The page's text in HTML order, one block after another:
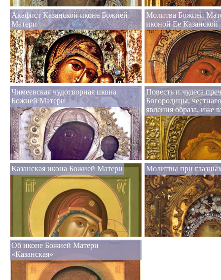
Акафист Казанской иконе Божией
Матери
Молитва Божией
иконой Ее Казанской
Чимеевская чудотворная икона
Божией Матери
Повесть и чудеса
Богородицы,
явления образа, иже
Казанская икона Божией Матери Молитвы при
Об иконе Божией Матери
«Казанская»